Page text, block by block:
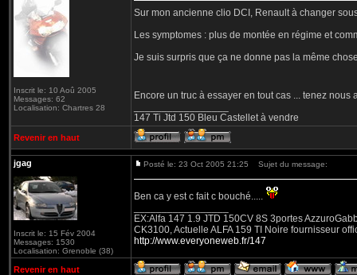
Inscrit le: 10 Aoû 2005
Messages: 62
Localisation: Chartres 28
Sur mon ancienne clio DCI, Renault à changer
Les symptomes : plus de montée en régime et
Je suis surpris que ça ne donne pas la même
Encore un truc à essayer en tout cas ... tenez nous
147 Ti Jtd 150 Bleu Castellet à vendre
Revenir en haut
jgag
Inscrit le: 15 Fév 2004
Messages: 1530
Localisation: Grenoble (38)
Posté le: 23 Oct 2005 21:25 Sujet du message:
Ben ca y est c fait c bouché.....
EX:Alfa 147 1.9 JTD 150CV 8S 3portes
CK3100, Actuelle ALFA 159 TI Noire fournisseur
http://www.everyoneweb.fr/147
Revenir en haut